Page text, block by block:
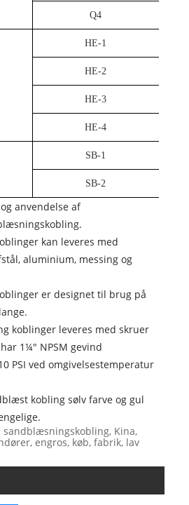
Q4
HE-1
HE-2
HE-3
HE-4
SB-1
SB-2
anvendelse af
kan leveres med
aluminium, messing og
er designet til brug på
koblinger leveres med skruer
1¼" NPSM gevind
PSI ved omgivelsestemperatur
kobling sølv farve og gul
sandblæsningskobling, Kina,
engros, køb, fabrik, lav